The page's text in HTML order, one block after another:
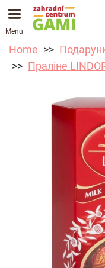
Menu
Home
Праліне